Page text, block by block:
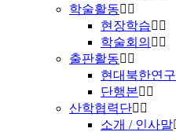
학술활동
현장학습
학술회의
출판활동
현대북한연구
단행본
산학협력단
소개 / 인사말